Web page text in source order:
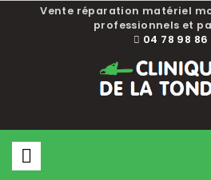
Vente réparation matériel
professionnels et
04 78 98 86